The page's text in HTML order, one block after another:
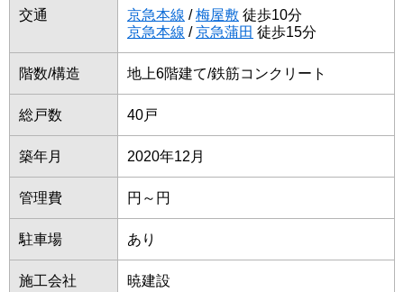
交通 京急本線 /梅屋敷 徒歩10分
京急本線 /京急蒲田 徒歩15分
階数/構造 地上6階建て/鉄筋コンクリート
総戸数 40戸
築年月 2020年12月
管理費 円～円
駐車場 あり
施工会社 暁建設